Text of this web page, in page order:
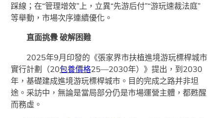
踩線；在“管理增效”上，立異“先游后付”“游玩速裁法庭”
等舉動，市場次序連續優化。
直面挑釁 破解困難
2025年9月印發的《張家界市扶植進境游玩標桿城市
實行計劃（20包養價格25—2030年）》提出，到2030
年，基礎建成進境游玩標桿城市。目的完成之路并非坦
途。采訪中，無論是當局部分仍是市場運營主體，都甦醒
而務虛。